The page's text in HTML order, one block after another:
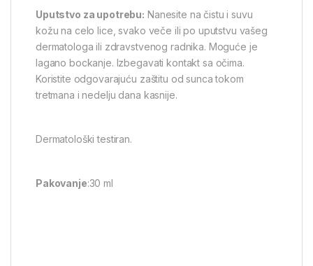
Uputstvo za upotrebu: Nanesite na čistu i suvu
kožu na celo lice, svako veče ili po uputstvu vašeg
dermatologa ili zdravstvenog radnika. Moguće je
lagano bockanje. Izbegavati kontakt sa očima.
Koristite odgovarajuću zaštitu od sunca tokom
tretmana i nedelju dana kasnije.
Dermatološki testiran.
Pakovanje:30 ml